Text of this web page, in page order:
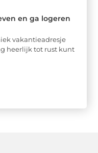
en ga logeren
vakantieadresje
heerlijk tot rust kunt